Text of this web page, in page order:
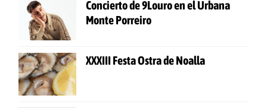
Concierto de 9Louro en el Urbana
Monte Porreiro
XXXIII Festa Ostra de Noalla